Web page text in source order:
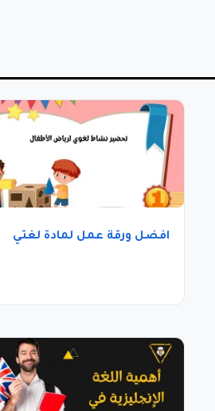
افضل ورقة عمل لمادة لغتي